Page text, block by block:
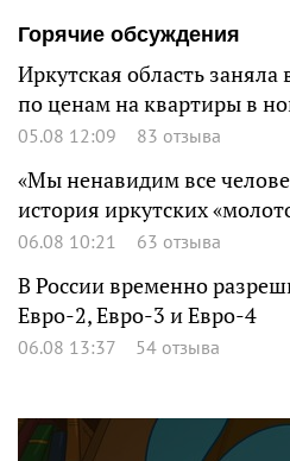
Горячие обсуждения
Иркутская область
по ценам на квартиры в
05.08 12:09 83 отзыва
«Мы ненавидим все
история иркутских
06.08 10:21 63 отзыва
В России временно
Евро-2, Евро-3 и Евро-4
06.08 13:37 54 отзыва